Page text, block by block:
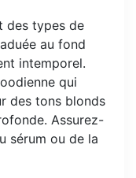
des types de
au fond
intemporel.
qui
des tons blonds
Assurez-
sérum ou de la